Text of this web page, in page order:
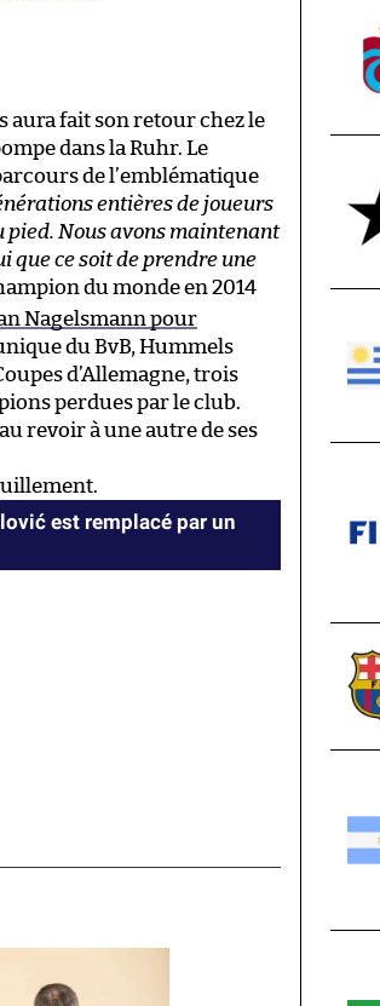
aura fait son retour chez le
dans la Ruhr. Le
de l’emblématique
entières de joueurs
pied. Nous avons maintenant
que ce soit de prendre une
du monde en 2014
Nagelsmann pour
du BvB, Hummels
d’Allemagne, trois
perdues par le club.
revoir à une autre de ses
est remplacé par un